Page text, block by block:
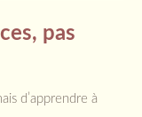
pas
d’apprendre à